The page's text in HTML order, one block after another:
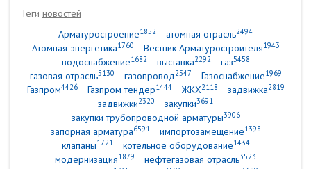
Теги новостей
Арматуростроение1852 атомная отрасль2494
Атомная энергетика1760 Вестник Арматуростроителя1943
водоснабжение1682 выставка2292 газ5458
газовая отрасль5130 газопровод2547 Газоснабжение1969
Газпром4426 Газпром тендер1444 ЖКХ2118 задвижка2819
задвижки2320 закупки3691
закупки трубопроводной арматуры3906
запорная арматура6591 импортозамещение1398
клапаны1721 котельное оборудование1434
модернизация1879 нефтегазовая отрасль3523